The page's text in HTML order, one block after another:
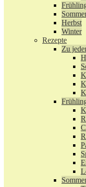
Herbst
Winter
Rezepte
Zu